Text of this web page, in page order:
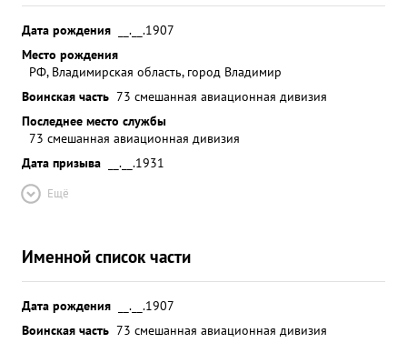
Дата рождения
__.__.1907
Место рождения
РФ, Владимирская область, город Владимир
Воинская часть 73 смешанная авиационная дивизия
Последнее место службы
73 смешанная авиационная дивизия
Дата призыва
__.__.1931
Ещё
Именной список части
Дата рождения
__.__.1907
Воинская часть 73 смешанная авиационная дивизия